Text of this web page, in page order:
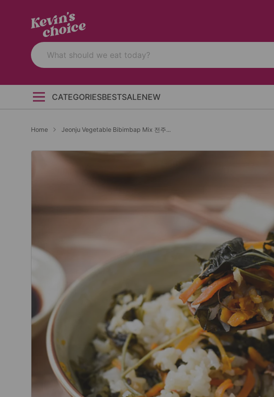
CATEGORIESBESTSALENEW
Home Jeonju Vegetable Bibimbap Mix 전주...